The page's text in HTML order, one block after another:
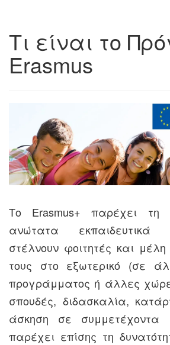
Τι είναι το
Erasmus
Το Erasmus+ παρέχει τη
ανώτατα
στέλνουν φοιτητές και
τους στο εξωτερικό (σε
προγράμματος ή άλλες
σπουδές, διδασκαλία,
άσκηση σε συμμετέχοντα
παρέχει επίσης τη